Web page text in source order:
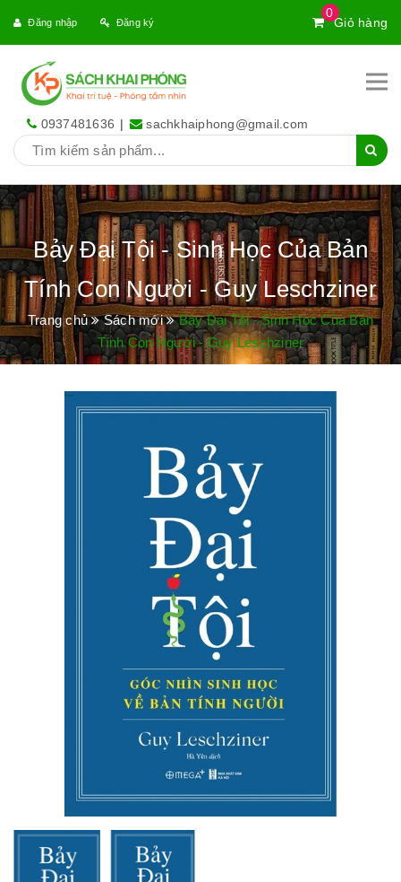
0
Giỏ hàng
Đăng nhập Đăng ký
0937481636 | sachkhaiphong@gmail.com
Bảy Đại Tội - Sinh Học Của Bản
Tính Con Người - Guy Leschziner
Trang chủ Sách mới
Bảy Đại Tội - Sinh Học Của Bản
Tính Con Người - Guy Leschziner